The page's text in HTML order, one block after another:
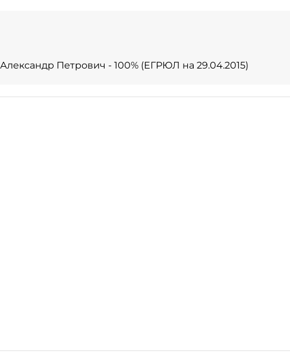
Петрович - 100% (ЕГРЮЛ на 29.04.2015)